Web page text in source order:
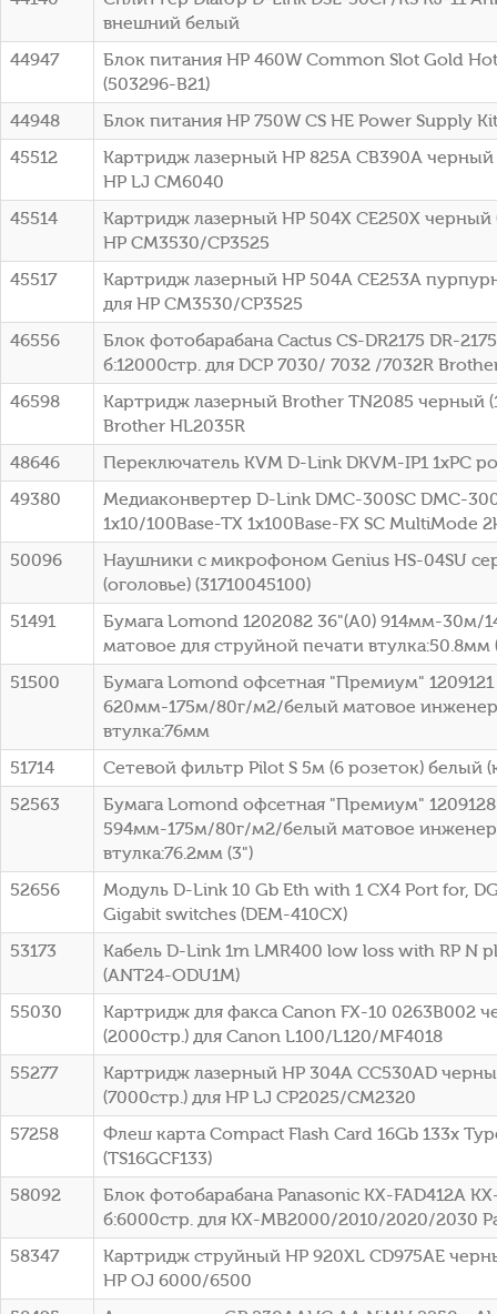
внешний белый
44947
Блок питания HP 460W Common Slot Gold
(503296-B21)
44948
Блок питания HP 750W CS HE Power Supply
45512
Картридж лазерный HP 825A CB390A черный
HP LJ CM6040
45514
Картридж лазерный HP 504X CE250X черный
HP CM3530/CP3525
45517
Картридж лазерный HP 504A CE253A
для HP CM3530/CP3525
46556
Блок фотобарабана Cactus CS-DR2175 DR-
б:12000стр. для DCP 7030/ 7032 /7032R
46598
Картридж лазерный Brother TN2085 черный
Brother HL2035R
48646
Переключатель KVM D-Link DKVM-IP1 1xPC
49380
Медиаконвертер D-Link DMC-300SC DMC-
1x10/100Base-TX 1x100Base-FX SC MultiMode
50096
Наушники с микрофоном Genius HS-04SU
(оголовье) (31710045100)
51491
Бумага Lomond 1202082 36"(A0) 914мм-30м/
матовое для струйной печати втулка:50.8мм
51500
Бумага Lomond офсетная "Премиум" 1209121
620мм-175м/80г/м2/белый матовое
втулка:76мм
51714
Сетевой фильтр Pilot S 5м (6 розеток) белый
52563
Бумага Lomond офсетная "Премиум" 1209128
594мм-175м/80г/м2/белый матовое
втулка:76.2мм (3")
52656
Модуль D-Link 10 Gb Eth with 1 CX4 Port for,
Gigabit switches (DEM-410CX)
53173
Кабель D-Link 1m LMR400 low loss with RP N
(ANT24-ODU1M)
55030
Картридж для факса Canon FX-10 0263B002
(2000стр.) для Canon L100/L120/MF4018
55277
Картридж лазерный HP 304A CC530AD
(7000стр.) для HP LJ CP2025/CM2320
57258
Флеш карта Compact Flash Card 16Gb 133x
(TS16GCF133)
58092
Блок фотобарабана Panasonic KX-FAD412A
б:6000стр. для KX-MB2000/2010/2020/2030
58347
Картридж струйный HP 920XL CD975AE
HP OJ 6000/6500